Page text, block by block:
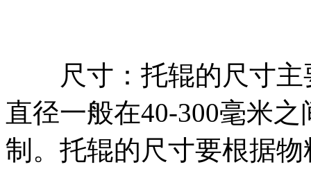
尺寸：托辊的尺寸主
直径一般在40-300毫米
制。托辊的尺寸要根据